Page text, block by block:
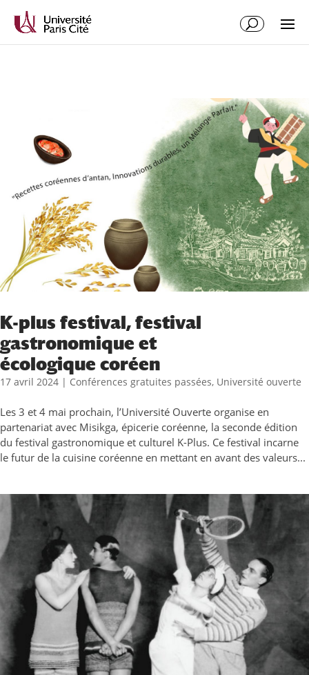
K-plus festival, festival
gastronomique et
écologique coréen
17 avril 2024 | Conférences gratuites passées, Université ouverte
Les 3 et 4 mai prochain, l’Université Ouverte organise en
partenariat avec Misikga, épicerie coréenne, la seconde édition
du festival gastronomique et culturel K-Plus. Ce festival incarne
le futur de la cuisine coréenne en mettant en avant des valeurs...